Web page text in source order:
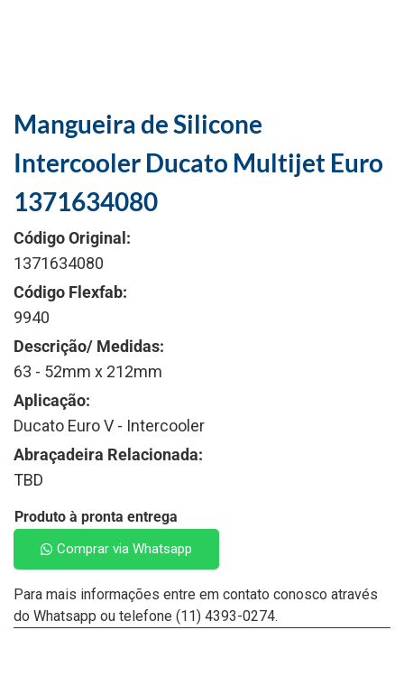
Mangueira de Silicone
Intercooler Ducato Multijet Euro
1371634080
Código Original:
1371634080
Código Flexfab:
9940
Descrição/ Medidas:
63 - 52mm x 212mm
Aplicação:
Ducato Euro V - Intercooler
Abraçadeira Relacionada:
TBD
Produto à pronta entrega
Comprar via Whatsapp
Para mais informações entre em contato conosco através
do Whatsapp ou telefone (11) 4393-0274.